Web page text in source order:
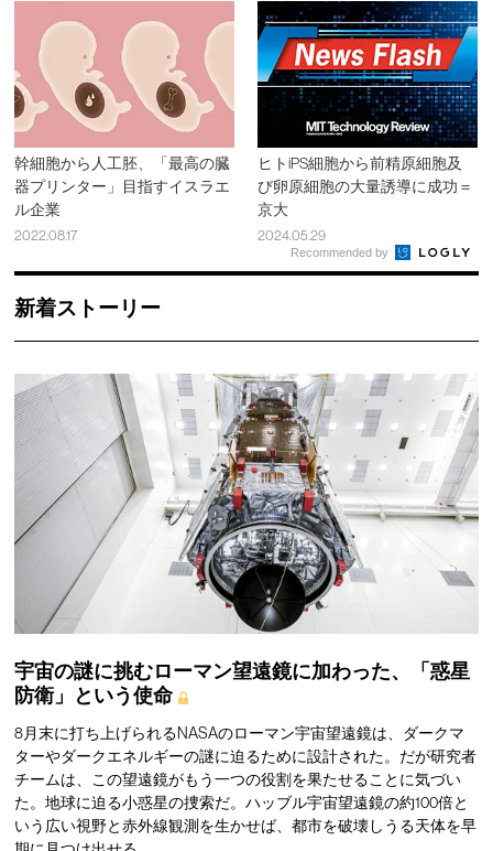
幹細胞から人工胚、「最高の臓
器プリンター」目指すイスラエ
ル企業
2022.08.17
ヒトiPS細胞から前精原細胞及
び卵原細胞の大量誘導に成功＝
京大
2024.05.29
Recommended by
新着ストーリー
宇宙の謎に挑むローマン望遠鏡に加わった、「惑星
防衛」という使命
8月末に打ち上げられるNASAのローマン宇宙望遠鏡は、ダークマ
ターやダークエネルギーの謎に迫るために設計された。だが研究者
チームは、この望遠鏡がもう一つの役割を果たせることに気づい
た。地球に迫る小惑星の捜索だ。ハッブル宇宙望遠鏡の約100倍と
いう広い視野と赤外線観測を生かせば、都市を破壊しうる天体を早